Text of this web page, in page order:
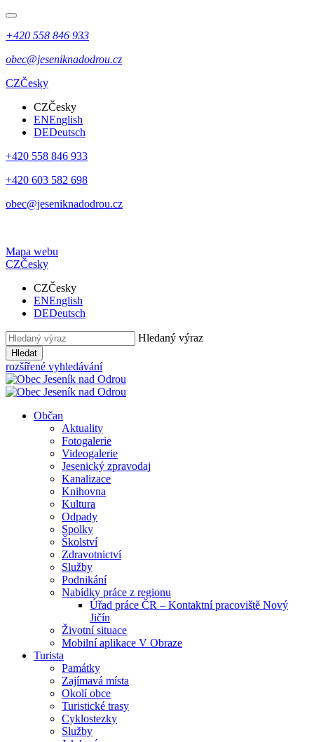
+420 558 846 933
obec@jeseniknadodrou.cz
CZČesky
CZČesky
ENEnglish
DEDeutsch
+420 558 846 933
+420 603 582 698
obec@jeseniknadodrou.cz
Mapa webu
CZČesky
CZČesky
ENEnglish
DEDeutsch
Hledaný výraz
Hledat
rozšířené vyhledávání
Občan
Aktuality
Fotogalerie
Videogalerie
Jesenický zpravodaj
Kanalizace
Knihovna
Kultura
Odpady
Spolky
Školství
Zdravotnictví
Služby
Podnikání
Nabídky práce z regionu
Úřad práce ČR – Kontaktní pracoviště Nový
Jičín
Životní situace
Mobilní aplikace V Obraze
Turista
Památky
Zajímavá místa
Okolí obce
Turistické trasy
Cyklostezky
Služby